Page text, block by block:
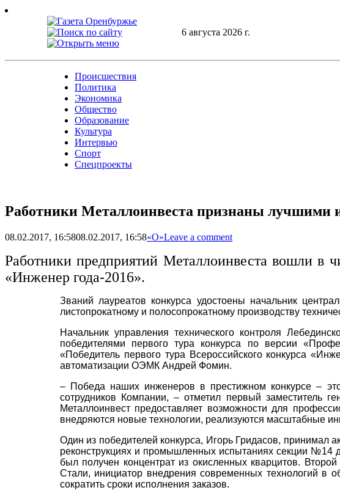
Skip
6 августа 2026 г.
Происшествия
Политика
Экономика
Общество
Образование
Культура
Интервью
Спорт
Спецпроекты
Работники Металлоинвеста признаны лучшими
08.02.2017, 16:5808.02.2017, 16:58«О»Leave a comment
Работники предприятий Металлоинвеста вошли в
«Инженер года-2016».
Званий лауреатов конкурса удостоены начальник
листопрокатному и полосопрокатному производству
Начальник управления технического контроля
победителями первого тура конкурса по версии
«Победитель первого тура Всероссийского конкурса
автоматизации ОЭМК Андрей Фомин.
– Победа наших инженеров в престижном конкурсе –
сотрудников Компании, – отметил первый заместитель
Металлоинвест предоставляет возможности для
внедряются новые технологии, реализуются масштабные
Один из победителей конкурса, Игорь Гридасов,
реконструкциях и промышленных испытаниях секции №14
был получен концентрат из окисленных кварцитов.
Стали, инициатор внедрения современных технологий в
сократить сроки исполнения заказов.